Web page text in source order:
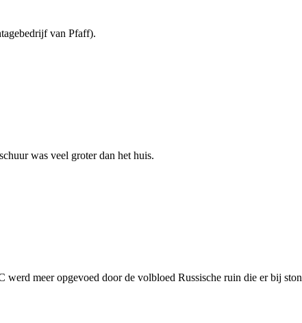
van Pfaff).
was veel groter dan het huis.
meer opgevoed door de volbloed Russische ruin die er bij